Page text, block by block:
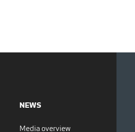
NEWS
Media overview